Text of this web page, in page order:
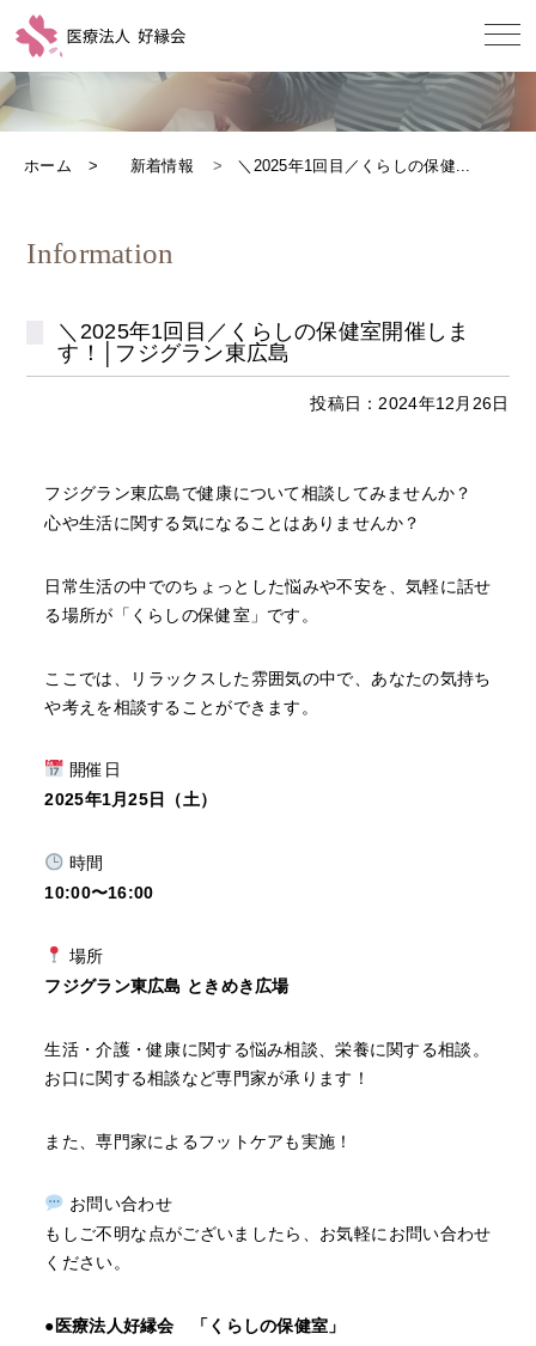
ホーム 新着情報 ＼2025年1回目／くらしの保健...
Information
＼2025年1回目／くらしの保健室開催しま
す！│フジグラン東広島
投稿日：2024年12月26日
フジグラン東広島で健康について相談してみませんか？
心や生活に関する気になることはありませんか？
日常生活の中でのちょっとした悩みや不安を、気軽に話せ
る場所が「くらしの保健室」です。
ここでは、リラックスした雰囲気の中で、あなたの気持ち
や考えを相談することができます。
開催日
2025年1月25日（土）
時間
10:00〜16:00
場所
フジグラン東広島 ときめき広場
生活・介護・健康に関する悩み相談、栄養に関する相談。
お口に関する相談など専門家が承ります！
また、専門家によるフットケアも実施！
お問い合わせ
もしご不明な点がございましたら、お気軽にお問い合わせ
ください。
●医療法人好縁会 「くらしの保健室」